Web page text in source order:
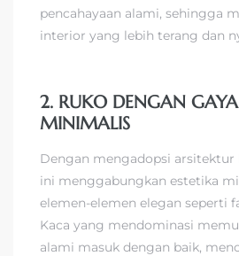
pencahayaan alami, sehingga
interior yang lebih terang dan
2. RUKO DENGAN
MINIMALIS
Dengan mengadopsi arsitektur
ini menggabungkan estetika
elemen-elemen elegan seperti
Kaca yang mendominasi
alami masuk dengan baik,